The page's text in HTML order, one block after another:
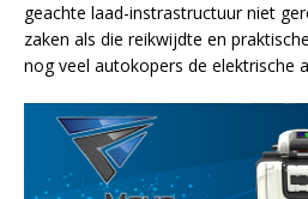
geachte laad-instrastructuur niet
zaken als die reikwijdte en
nog veel autokopers de elektrische